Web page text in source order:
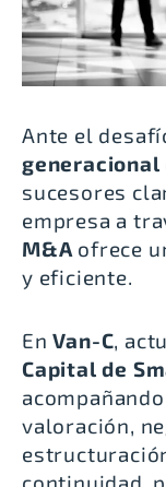
Ante el
generacional
sucesores
empresa a
M&A ofrece
y eficiente.
EnVan-C,
Capital de
valoración,